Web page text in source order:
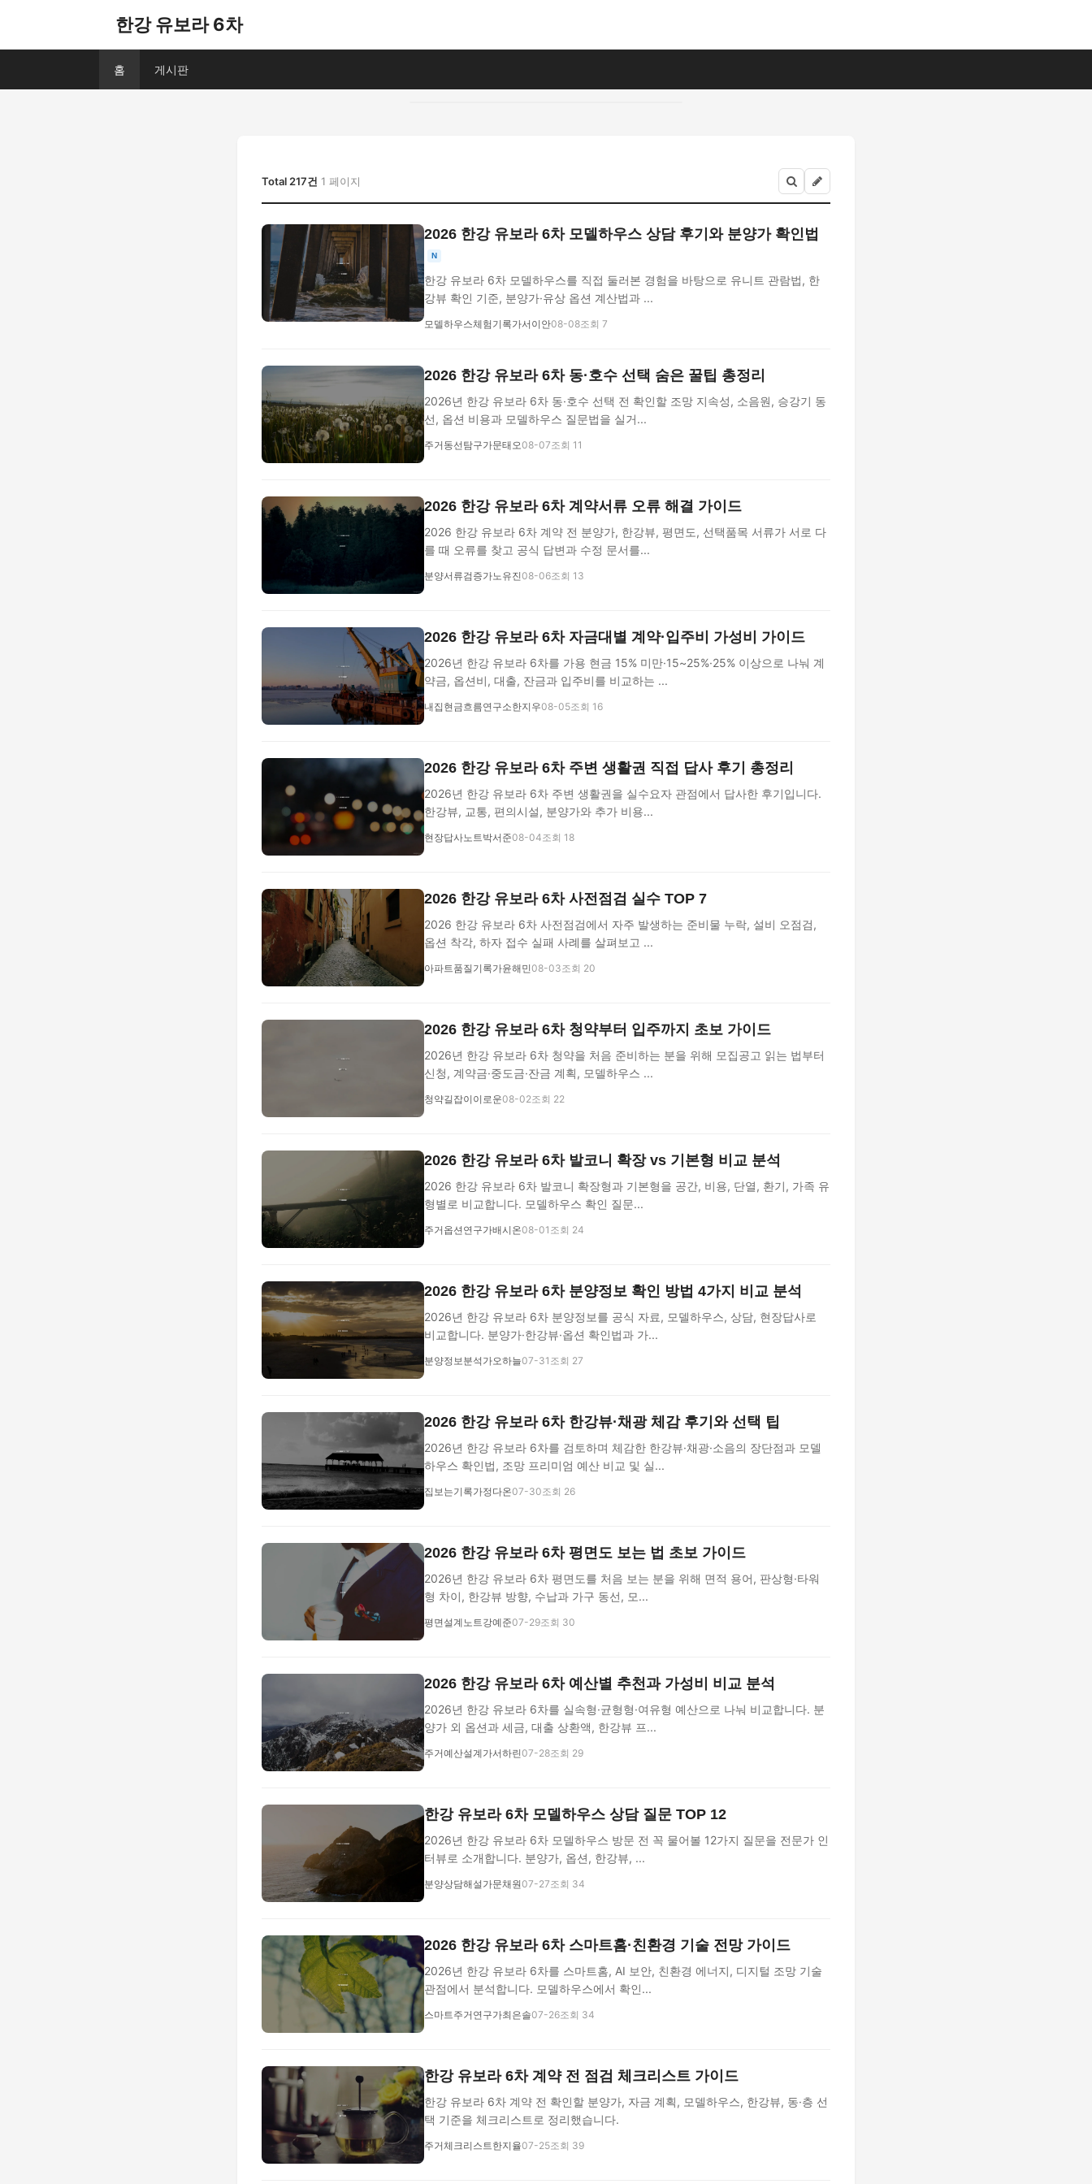
한강 유보라 6차
홈 게시판
Total 217건 1 페이지
2026 한강 유보라 6차 모델하우스 상담 후기와 분양가 확인법
N
한강 유보라 6차 모델하우스를 직접 둘러본 경험을 바탕으로 유니트 관람법, 한
강뷰 확인 기준, 분양가·유상 옵션 계산법과 ...
모델하우스체험기록가서이안08-08조회 7
2026 한강 유보라 6차 동·호수 선택 숨은 꿀팁 총정리
2026년 한강 유보라 6차 동·호수 선택 전 확인할 조망 지속성, 소음원, 승강기 동
선, 옵션 비용과 모델하우스 질문법을 실거...
주거동선탐구가문태오08-07조회 11
2026 한강 유보라 6차 계약서류 오류 해결 가이드
2026 한강 유보라 6차 계약 전 분양가, 한강뷰, 평면도, 선택품목 서류가 서로 다
를 때 오류를 찾고 공식 답변과 수정 문서를...
분양서류검증가노유진08-06조회 13
2026 한강 유보라 6차 자금대별 계약·입주비 가성비 가이드
2026년 한강 유보라 6차를 가용 현금 15% 미만·15~25%·25% 이상으로 나눠 계
약금, 옵션비, 대출, 잔금과 입주비를 비교하는 ...
내집현금흐름연구소한지우08-05조회 16
2026 한강 유보라 6차 주변 생활권 직접 답사 후기 총정리
2026년 한강 유보라 6차 주변 생활권을 실수요자 관점에서 답사한 후기입니다.
한강뷰, 교통, 편의시설, 분양가와 추가 비용...
현장답사노트박서준08-04조회 18
2026 한강 유보라 6차 사전점검 실수 TOP 7
2026 한강 유보라 6차 사전점검에서 자주 발생하는 준비물 누락, 설비 오점검,
옵션 착각, 하자 접수 실패 사례를 살펴보고 ...
아파트품질기록가윤해민08-03조회 20
2026 한강 유보라 6차 청약부터 입주까지 초보 가이드
2026년 한강 유보라 6차 청약을 처음 준비하는 분을 위해 모집공고 읽는 법부터
신청, 계약금·중도금·잔금 계획, 모델하우스 ...
청약길잡이이로운08-02조회 22
2026 한강 유보라 6차 발코니 확장 vs 기본형 비교 분석
2026 한강 유보라 6차 발코니 확장형과 기본형을 공간, 비용, 단열, 환기, 가족 유
형별로 비교합니다. 모델하우스 확인 질문...
주거옵션연구가배시온08-01 조회 24
2026 한강 유보라 6차 분양정보 확인 방법 4가지 비교 분석
2026년 한강 유보라 6차 분양정보를 공식 자료, 모델하우스, 상담, 현장답사로
비교합니다. 분양가·한강뷰·옵션 확인법과 가...
분양정보분석가오하늘07-31 조회 27
2026 한강 유보라 6차 한강뷰·채광 체감 후기와 선택 팁
2026년 한강 유보라 6차를 검토하며 체감한 한강뷰·채광·소음의 장단점과 모델
하우스 확인법, 조망 프리미엄 예산 비교 및 실...
집보는기록가정다온07-30조회 26
2026 한강 유보라 6차 평면도 보는 법 초보 가이드
2026년 한강 유보라 6차 평면도를 처음 보는 분을 위해 면적 용어, 판상형·타워
형 차이, 한강뷰 방향, 수납과 가구 동선, 모...
평면설계노트강예준07-29조회 30
2026 한강 유보라 6차 예산별 추천과 가성비 비교 분석
2026년 한강 유보라 6차를 실속형·균형형·여유형 예산으로 나눠 비교합니다. 분
양가 외 옵션과 세금, 대출 상환액, 한강뷰 프...
주거예산설계가서하린07-28조회 29
한강 유보라 6차 모델하우스 상담 질문 TOP 12
2026년 한강 유보라 6차 모델하우스 방문 전 꼭 물어볼 12가지 질문을 전문가 인
터뷰로 소개합니다. 분양가, 옵션, 한강뷰, ...
분양상담해설가문채원07-27조회 34
2026 한강 유보라 6차 스마트홈·친환경 기술 전망 가이드
2026년 한강 유보라 6차를 스마트홈, AI 보안, 친환경 에너지, 디지털 조망 기술
관점에서 분석합니다. 모델하우스에서 확인...
스마트주거연구가최은솔07-26조회 34
한강 유보라 6차 계약 전 점검 체크리스트 가이드
한강 유보라 6차 계약 전 확인할 분양가, 자금 계획, 모델하우스, 한강뷰, 동·층 선
택 기준을 체크리스트로 정리했습니다.
주거체크리스트한지율07-25조회 39